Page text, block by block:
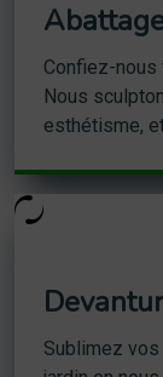
Confiez-nous
Nous
esthétisme,
Sublimez